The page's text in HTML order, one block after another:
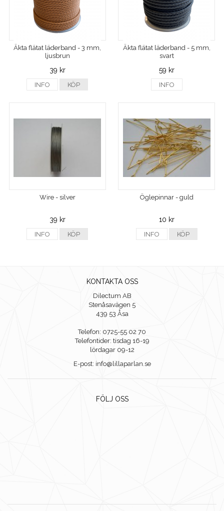
Äkta flätat läderband - 3 mm,
ljusbrun
39 kr
INFO KÖP
Äkta flätat läderband - 5 mm,
svart
59 kr
INFO
Wire - silver
39 kr
INFO KÖP
Öglepinnar - guld
10 kr
INFO KÖP
KONTAKTA OSS
Dilectum AB
Stenåsavägen 5
439 53 Åsa
Telefon: 0725-55 02 70
Telefontider: tisdag 16-19
lördagar 09-12
E-post: info@lillaparlan.se
FÖLJ OSS